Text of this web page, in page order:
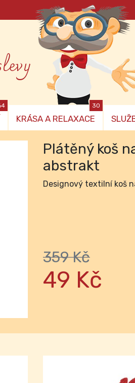
KRÁSA A RELAXACE
30
Plátěný koš
abstrakt
Designový textilní koš
359 Kč
49 Kč